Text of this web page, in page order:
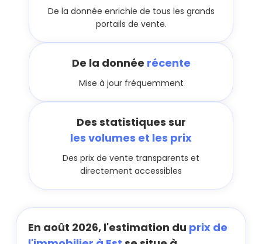
De la donnée enrichie de tous les grands
portails de vente.
De la donnée récente
Mise à jour fréquemment
Des statistiques sur
les volumes et les prix
Des prix de vente transparents et
directement accessibles
En août 2026, l'estimation du prix de